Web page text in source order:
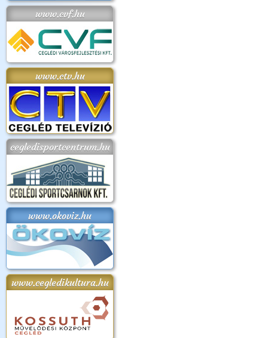
www.cvf.hu
www.ctv.hu
cegledisportcentrum.hu
www.okoviz.hu
www.cegledikultura.hu
2018.
Kossuth Toborzó
Ünnepély
Szent István Ünnepe